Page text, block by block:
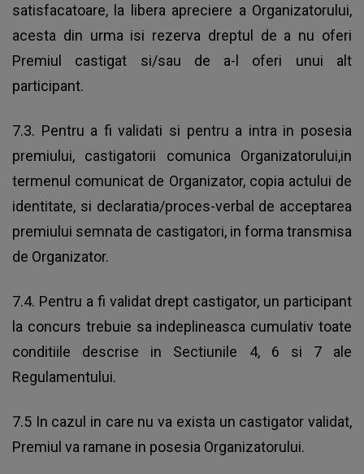
satisfacatoare, la libera apreciere a Organizatorului,
acesta din urma isi rezerva dreptul de a nu oferi
Premiul castigat si/sau de a-l oferi unui alt
participant.
7.3. Pentru a fi validati si pentru a intra in posesia
premiului, castigatorii comunica Organizatorului,in
termenul comunicat de Organizator, copia actului de
identitate, si declaratia/proces-verbal de acceptarea
premiului semnata de castigatori, in forma transmisa
de Organizator.
7.4. Pentru a fi validat drept castigator, un participant
la concurs trebuie sa indeplineasca cumulativ toate
conditiile descrise in Sectiunile 4, 6 si 7 ale
Regulamentului.
7.5 In cazul in care nu va exista un castigator validat,
Premiul va ramane in posesia Organizatorului.